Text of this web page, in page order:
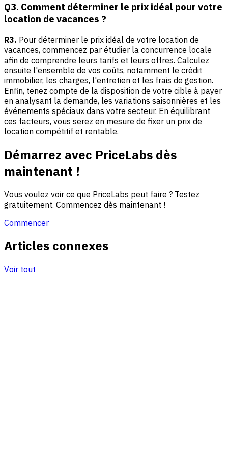
Q3. Comment déterminer le prix idéal pour votre
location de vacances ?
R3. Pour déterminer le prix idéal de votre location de
vacances, commencez par étudier la concurrence locale
afin de comprendre leurs tarifs et leurs offres. Calculez
ensuite l'ensemble de vos coûts, notamment le crédit
immobilier, les charges, l'entretien et les frais de gestion.
Enfin, tenez compte de la disposition de votre cible à payer
en analysant la demande, les variations saisonnières et les
événements spéciaux dans votre secteur. En équilibrant
ces facteurs, vous serez en mesure de fixer un prix de
location compétitif et rentable.
Démarrez avec PriceLabs dès
maintenant !
Vous voulez voir ce que PriceLabs peut faire ? Testez
gratuitement. Commencez dès maintenant !
Commencer
Articles connexes
Voir tout